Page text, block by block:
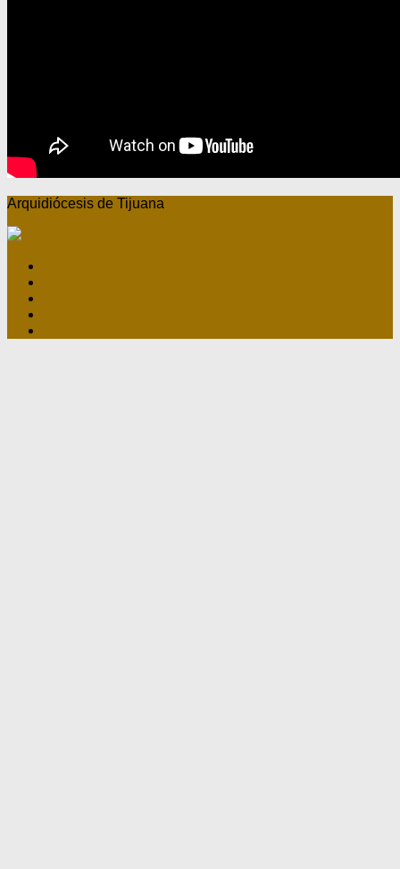
Arquidiócesis de Tijuana